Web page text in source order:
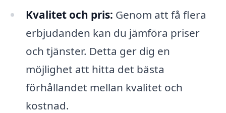
Kvalitet och pris: Genom att få flera
erbjudanden kan du jämföra priser
och tjänster. Detta ger dig en
möjlighet att hitta det bästa
förhållandet mellan kvalitet och
kostnad.